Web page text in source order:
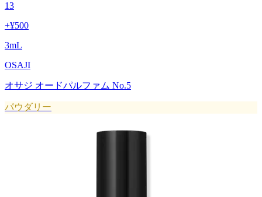
13
+¥500
3mL
OSAJI
オサジ オードパルファム No.5
パウダリー